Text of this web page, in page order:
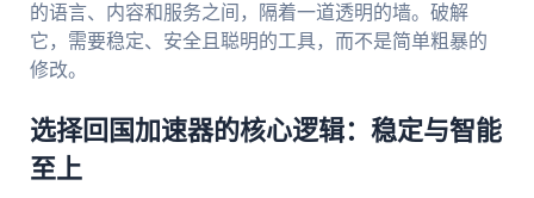
的语言、内容和服务之间，隔着一道透明的墙。破解
它，需要稳定、安全且聪明的工具，而不是简单粗暴的
修改。
选择回国加速器的核心逻辑：稳定与智能
至上